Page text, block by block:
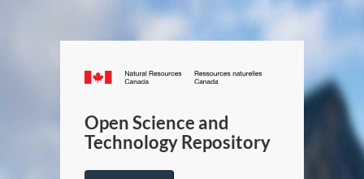
Canada.ca
/
Canada
Open Science and
Technology Repository